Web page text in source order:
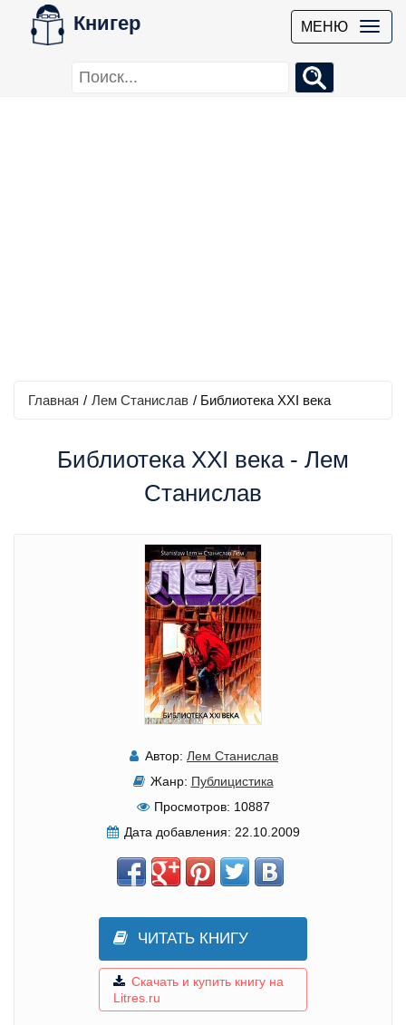
Книгер МЕНЮ
Главная / Лем Станислав / Библиотека XXI века
Библиотека XXI века - Лем
Станислав
Автор: Лем Станислав
Жанр: Публицистика
Просмотров: 10887
Дата добавления: 22.10.2009
ЧИТАТЬ КНИГУ
Скачать и купить книгу на
Litres.ru